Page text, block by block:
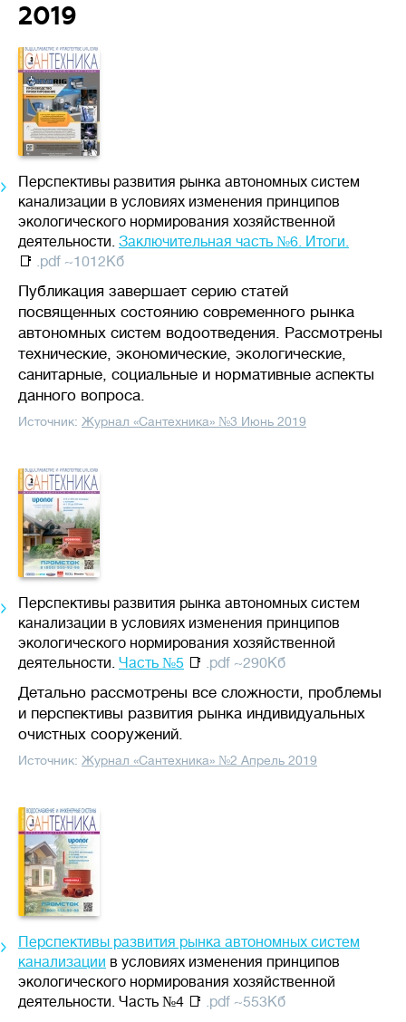
2019
Перспективы развития рынка автономных систем
канализации в условиях изменения принципов
экологического нормирования хозяйственной
деятельности. Заключительная часть №6. Итоги.
📑 .pdf ~1012Кб
Публикация завершает серию статей
посвященных состоянию современного рынка
автономных систем водоотведения. Рассмотрены
технические, экономические, экологические,
санитарные, социальные и нормативные аспекты
данного вопроса.
Источник: Журнал «Сантехника» №3 Июнь 2019
Перспективы развития рынка автономных систем
канализации в условиях изменения принципов
экологического нормирования хозяйственной
деятельности. Часть №5 📑 .pdf ~290Кб
Детально рассмотрены все сложности, проблемы
и перспективы развития рынка индивидуальных
очистных сооружений.
Источник: Журнал «Сантехника» №2 Апрель 2019
Перспективы развития рынка автономных систем
канализации в условиях изменения принципов
экологического нормирования хозяйственной
деятельности. Часть №4 📑 .pdf ~553Кб